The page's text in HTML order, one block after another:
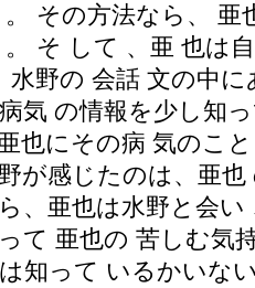
その方法なら、
そ して 、亜 也は
水野の 会話 文の中
気 の情報を少し知
也にその病 気のこ
が感じたのは、亜
、亜也は水野と会
て 亜也の 苦しむ気
知って いるかいな